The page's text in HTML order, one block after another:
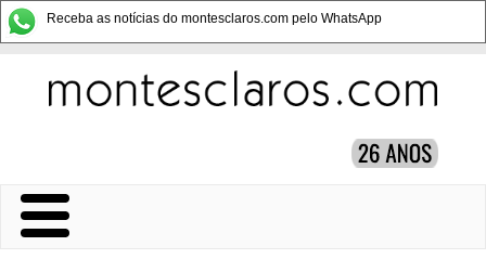
Receba as notícias do montesclaros.com pelo WhatsApp